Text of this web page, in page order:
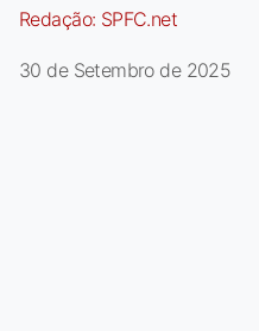
Redação: SPFC.net
30 de Setembro de 2025